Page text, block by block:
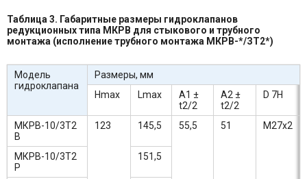
Таблица 3. Габаритные размеры гидроклапанов
редукционных типа МКРВ для стыкового и трубного
монтажа (исполнение трубного монтажа МКРВ-*/ЗТ2*)
Модель
гидроклапана
Размеры, мм
Hmax
Lmax
А1 ±
t2/2
А2 ±
t2/2
D 7H
МКРВ-10/3Т2
В
123 145,5 55,5 51 М27х2
МКРВ-10/3T2
Р
151,5